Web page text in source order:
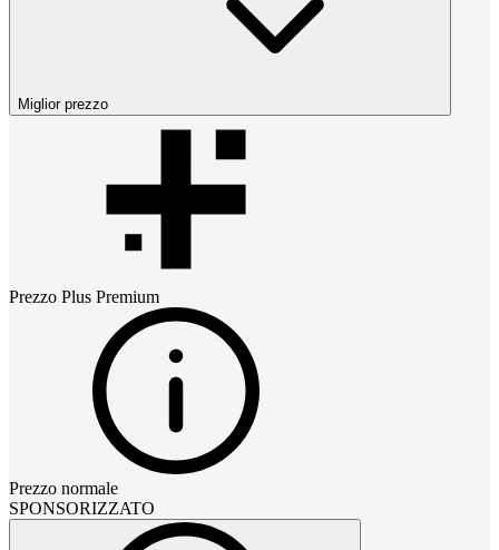
Miglior prezzo
Prezzo Plus Premium
Prezzo normale
SPONSORIZZATO